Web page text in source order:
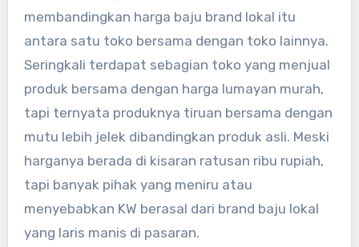
membandingkan harga baju brand lokal itu
antara satu toko bersama dengan toko lainnya.
Seringkali terdapat sebagian toko yang menjual
produk bersama dengan harga lumayan murah,
tapi ternyata produknya tiruan bersama dengan
mutu lebih jelek dibandingkan produk asli. Meski
harganya berada di kisaran ratusan ribu rupiah,
tapi banyak pihak yang meniru atau
menyebabkan KW berasal dari brand baju lokal
yang laris manis di pasaran.